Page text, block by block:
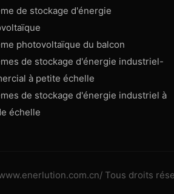
de stockage d'énergie
photovoltaïque du balcon
de stockage d'énergie industriel-
à petite échelle
de stockage d'énergie industriel à
échelle
Tous droits